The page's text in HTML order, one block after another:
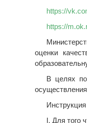
https://
https://
оценки
В целях
I. Для того